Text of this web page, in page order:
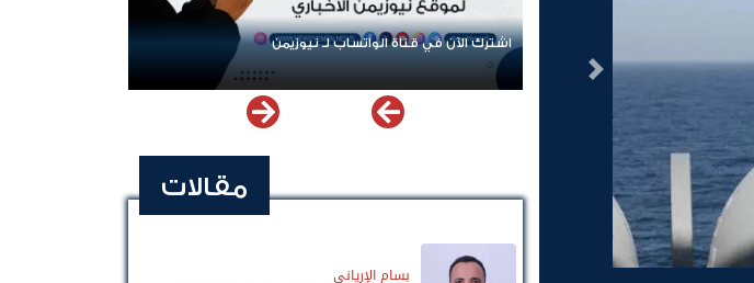
التالى
اشترك الآن في قناة الواتساب لـ نيوزيمن
مقالات
بسام الإرياني